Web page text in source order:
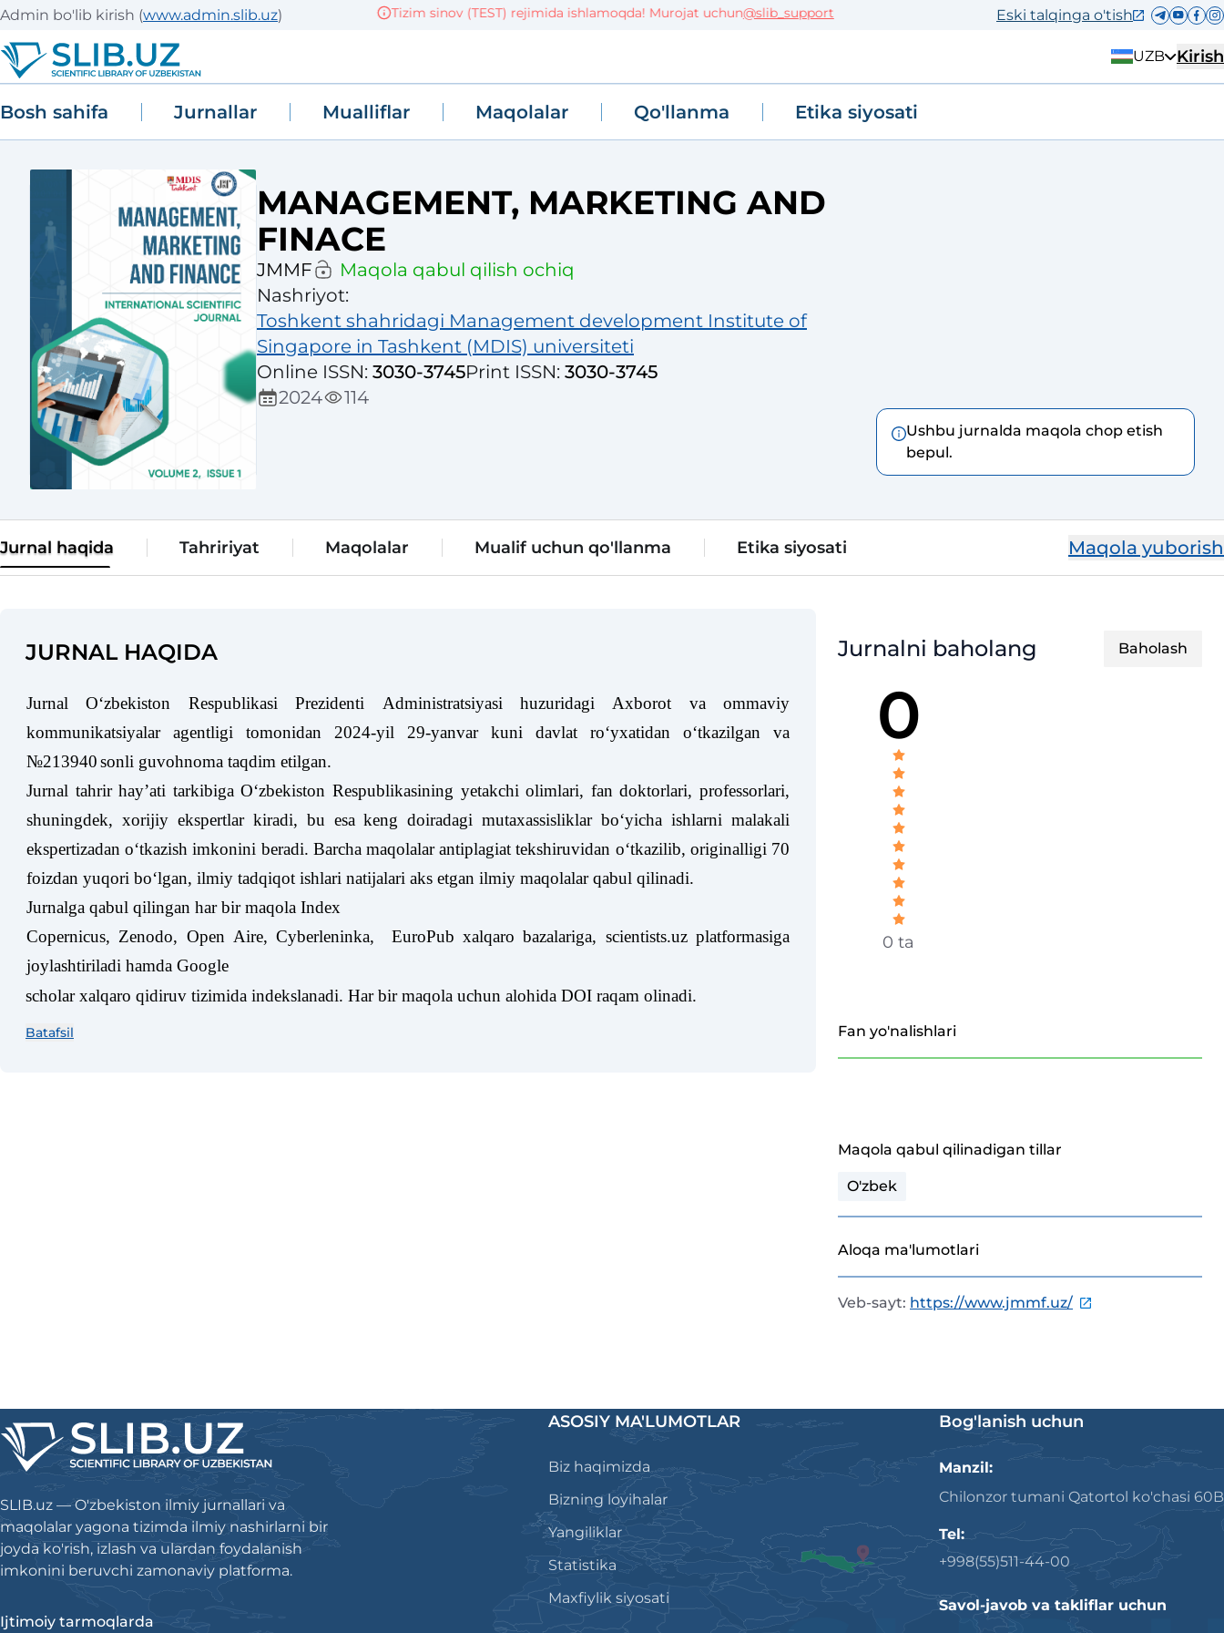
Admin bo'lib kirish (www.admin.slib.uz) Tizim sinov (TEST) rejimida ishlamoqda! Murojat uchun@slib_support Eski talqinga o'tish
UZB Kirish
Bosh sahifa Jurnallar Mualliflar Maqolalar Qo'llanma Etika siyosati
MANAGEMENT, MARKETING AND
FINACE
JMMF
Maqola qabul qilish ochiq
Nashriyot:
Toshkent shahridagi Management development Institute of
Singapore in Tashkent (MDIS) universiteti
Online ISSN: 3030-3745Print ISSN: 3030-3745
2024
114
Ushbu jurnalda maqola chop etish
bepul.
Jurnal haqida Tahririyat Maqolalar Mualif uchun qo'llanma Etika siyosati Maqola yuborish
JURNAL HAQIDA
Jurnal Oʻzbekiston Respublikasi Prezidenti Administratsiyasi huzuridagi Axborot va ommaviy
kommunikatsiyalar agentligi tomonidan 2024-yil 29-yanvar kuni davlat roʻyxatidan oʻtkazilgan va
№213940sonli guvohnoma taqdim etilgan.
Jurnal tahrir hayʼati tarkibiga Oʻzbekiston Respublikasining yetakchi olimlari, fan doktorlari, professorlari,
shuningdek, xorijiy ekspertlar kiradi, bu esa keng doiradagi mutaxassisliklar boʻyicha ishlarni malakali
ekspertizadan oʻtkazish imkonini beradi. Barcha maqolalar antiplagiat tekshiruvidan oʻtkazilib, originalligi 70
foizdan yuqori boʻlgan, ilmiy tadqiqot ishlari natijalari aks etgan ilmiy maqolalar qabul qilinadi.
Jurnalga qabul qilingan har bir maqola Index
Copernicus, Zenodo, Open Aire, Cyberleninka, EuroPub xalqaro bazalariga, scientists.uz platformasiga
joylashtiriladi hamda Google
scholar xalqaro qidiruv tizimida indekslanadi. Har bir maqola uchun alohida DOI raqam olinadi.
Batafsil
Jurnalni baholang Baholash
0
0 ta
Fan yo'nalishlari
Maqola qabul qilinadigan tillar
O'zbek
Aloqa ma'lumotlari
Veb-sayt: https://www.jmmf.uz/
SLIB.uz — O'zbekiston ilmiy jurnallari va
maqolalar yagona tizimda ilmiy nashirlarni bir
joyda ko'rish, izlash va ulardan foydalanish
imkonini beruvchi zamonaviy platforma.
Ijtimoiy tarmoqlarda
ASOSIY MA'LUMOTLAR
Biz haqimizda
Bizning loyihalar
Yangiliklar
Statistika
Maxfiylik siyosati
Bog'lanish uchun
Manzil:
Chilonzor tumani Qatortol ko'chasi 60B
Tel:
+998(55)511-44-00
Savol-javob va takliflar uchun